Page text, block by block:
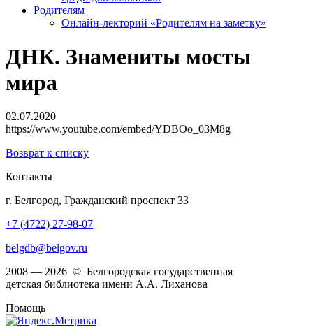
Родителям
Онлайн-лекторий «Родителям на заметку»
ДНК. Знамениты мосты
мира
02.07.2020
https://www.youtube.com/embed/YDBOo_03M8g
Возврат к списку
Контакты
г. Белгород, Гражданский проспект 33
+7 (4722) 27-98-07
belgdb@belgov.ru
2008 — 2026 © Белгородская государственная
детская библиотека имени А.А. Лиханова
Помощь